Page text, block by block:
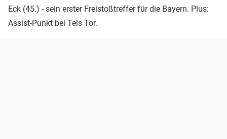
Eck (45.) - sein erster Freistoßtreffer für die Bayern. Plus:
Assist-Punkt bei Tels Tor.